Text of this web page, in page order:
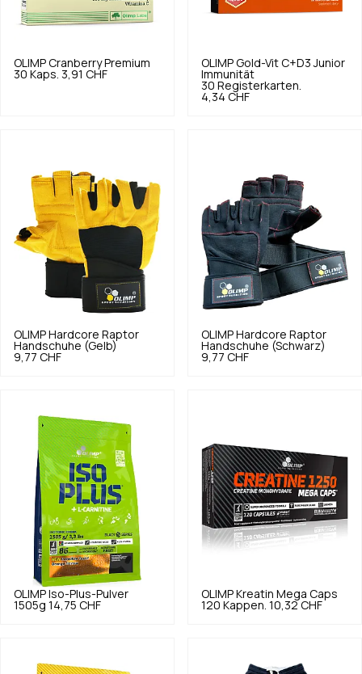
OLIMP Cranberry Premium
30 Kaps. 3,91 CHF
OLIMP Gold-Vit C+D3 Junior
Immunität
30 Registerkarten.
4,34 CHF
OLIMP Hardcore Raptor
Handschuhe (Gelb)
9,77 CHF
OLIMP Hardcore Raptor
Handschuhe (Schwarz)
9,77 CHF
OLIMP Iso-Plus-Pulver
1505g 14,75 CHF
OLIMP Kreatin Mega Caps
120 Kappen. 10,32 CHF